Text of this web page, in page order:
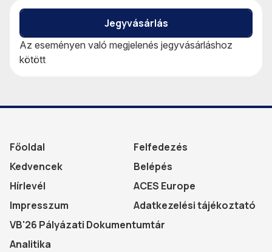
Jegyvásárlás
Az eseményen való megjelenés jegyvásárláshoz
kötött
Főoldal
Felfedezés
Kedvencek
Belépés
Hírlevél
ACES Europe
Impresszum
Adatkezelési tájékoztató
VB'26 Pályázati Dokumentumtár
Analitika